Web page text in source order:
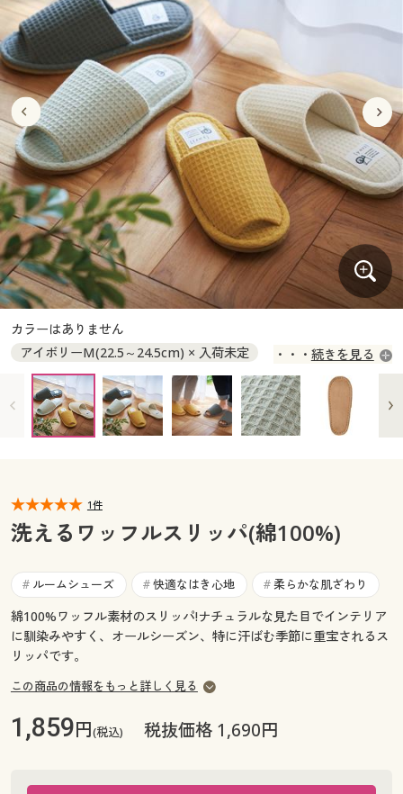
キッチン・雑貨・日用品
家具・収納
寝具・ベッド
カーテン・ラグ・ファブリック
美容・健康通販すべて
美容・健康・サプリメント
制服・スクール
制服・スクールすべて
制服・学生服
ジュニア・ティーンズ下着
大きいサイズ
大きいサイズ通販すべて
大きいサイズ レディース服
大きいサイズ レディース下着
大きいサイズ メンズ
大きいサイズ 事務・制服
バーゲン
バーゲンセール
シークレットセール
詳細検索
商品カテゴリ一覧
カタログ
カタログ・チラシからのご注文
デジタルカタログ
カタログ無料プレゼント
マイページ
お気に入り
サポート
寝具・ベッド
カーテン・ラグ・ファブリック
美容・健康・サプリメント
制服・スクールすべて
制服・学生服
ジュニア・ティーンズ下着
大きいサイズ
大きいサイズ通販すべて
大きいサイズ レディース服
大きいサイズ レディース下着
大きいサイズ メンズ
大きいサイズ 事務・制服
バーゲン
バーゲンセール
シークレットセール
詳細検索
商品カテゴリ一覧
カタログ
カタログ・チラシからのご注文
カタログ無料プレゼント
会員メニュー
閲覧履歴
サポート
ご利用ガイド
よくある質問とお問い合わせ
カラーはありません
アイボリーM(22.5～24.5cm) × 入荷未定
イエローM(22.5～24.5cm) ○ 在庫わずか
ペールグリーンL(25～27cm) ◎ 在庫あり
チャコールグレーL(25～27cm) × 入荷未定
続きを見る
1件
洗えるワッフルスリッパ(綿100%)
# ルームシューズ # 快適なはき心地 # 柔らかな肌ざわり
綿100%ワッフル素材のスリッパ!ナチュラルな見た目でインテリア
に馴染みやすく、オールシーズン、特に汗ばむ季節に重宝されるス
リッパです。
この商品の情報をもっと詳しく見る
1,859円(税込) 税抜価格 1,690円